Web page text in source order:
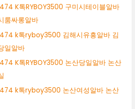
K톡RYBOY3500 구미시테이블알바
룸싸롱알바
k톡ryboy3500 김해시유흥알바 김
일알바
K톡RYBOY3500 논산당일알바 논산
k톡ryboy3500 논산여성알바 논산